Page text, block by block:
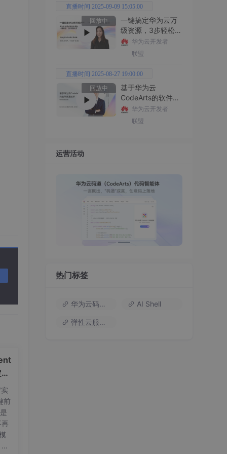
前
再
直播时间 2025-09-09 15:05:00
回放中
一键搞定华为云万
级资源，3步轻松管
理企业成本
华为云开发者
联盟
直播时间 2025-08-27 19:00:00
回放中
基于华为云
CodeArts的软件开
发技术华为云开发者
联盟
运营活动
热门标签
华为云码道（Codearts） AI Shell
弹性云服务器